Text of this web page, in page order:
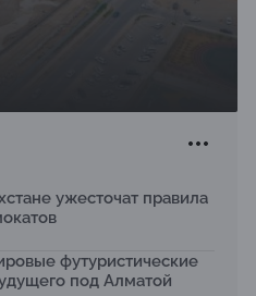
ужесточат правила
футуристические
под Алматой